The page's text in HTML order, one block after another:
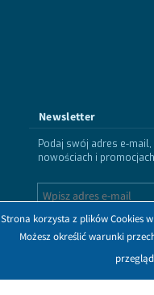
Newsletter
Podaj swój adres e-
nowościach i
Strona korzysta z plików Cookies
Możesz określić warunki